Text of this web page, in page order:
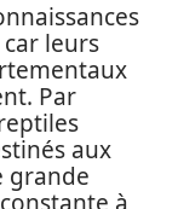
leurs
Par
aux
grande